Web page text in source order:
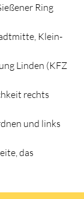
Ring
Klein-
Linden (KFZ
rechts
und links
das